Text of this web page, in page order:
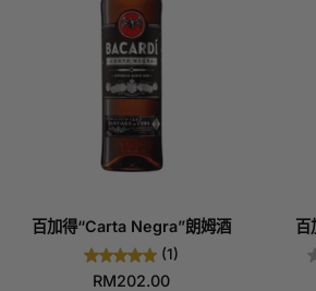
百加得“Carta Negra”朗姆酒
(1)
RM202.00
百